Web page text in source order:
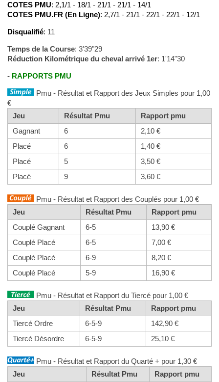
COTES PMU: 2,1/1 - 18/1 - 21/1 - 21/1 - 14/1
COTES PMU.FR (En Ligne): 2,7/1 - 21/1 - 22/1 - 22/1 - 12/1
Disqualifié: 11
Temps de la Course: 3'39"29
Réduction Kilométrique du cheval arrivé 1er: 1'14"30
- RAPPORTS PMU
Pmu - Résultat et Rapport des Jeux Simples pour 1,00
€
Jeu
Résultat Pmu
Rapport pmu
Gagnant
6
2,10 €
Placé
6
1,40 €
Placé
5
3,50 €
Placé
9 3,60 €
Pmu - Résultat et Rapport des Couplés pour 1,00 €
Jeu
Résultat Pmu
Rapport pmu
Couplé Gagnant
6-5
13,90 €
Couplé Placé
6-5
7,00 €
Couplé Placé
6-9
8,20 €
Couplé Placé
5-9 16,90 €
Pmu - Résultat et Rapport du Tiercé pour 1,00 €
Jeu
Résultat Pmu
Rapport pmu
Tiercé Ordre
6-5-9
142,90 €
Tiercé Désordre
6-5-9 25,10 €
Pmu - Résultat et Rapport du Quarté + pour 1,30 €
Jeu
Résultat Pmu
Rapport pmu